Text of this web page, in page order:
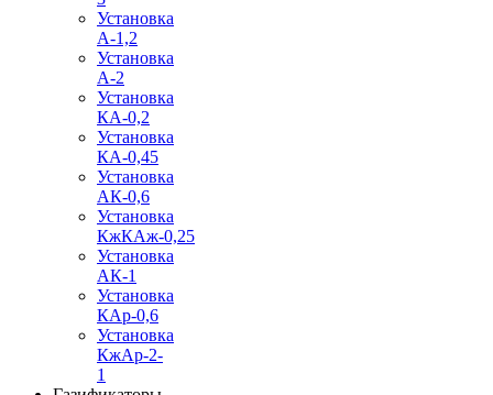
Установка
А-1,2
Установка
А-2
Установка
КА-0,2
Установка
КА-0,45
Установка
АК-0,6
Установка
КжКАж-0,25
Установка
АК-1
Установка
КАр-0,6
Установка
КжАр-2-
1